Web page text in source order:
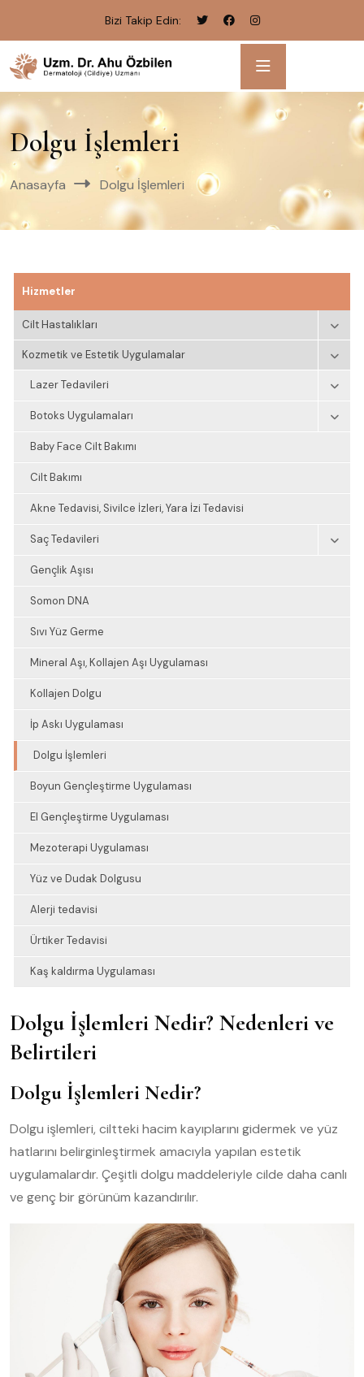
Bizi Takip Edin:
Dolgu İşlemleri
Anasayfa Dolgu İşlemleri
Hizmetler
Cilt Hastalıkları
Kozmetik ve Estetik Uygulamalar
Lazer Tedavileri
Botoks Uygulamaları
Baby Face Cilt Bakımı
Cilt Bakımı
Akne Tedavisi, Sivilce İzleri, Yara İzi Tedavisi
Saç Tedavileri
Gençlik Aşısı
Somon DNA
Sıvı Yüz Germe
Mineral Aşı, Kollajen Aşı Uygulaması
Kollajen Dolgu
İp Askı Uygulaması
Dolgu İşlemleri
Boyun Gençleştirme Uygulaması
El Gençleştirme Uygulaması
Mezoterapi Uygulaması
Yüz ve Dudak Dolgusu
Alerji tedavisi
Ürtiker Tedavisi
Kaş kaldırma Uygulaması
Dolgu İşlemleri Nedir? Nedenleri ve
Belirtileri
Dolgu İşlemleri Nedir?
Dolgu işlemleri, ciltteki hacim kayıplarını gidermek ve yüz
hatlarını belirginleştirmek amacıyla yapılan estetik
uygulamalardır. Çeşitli dolgu maddeleriyle cilde daha canlı
ve genç bir görünüm kazandırılır.